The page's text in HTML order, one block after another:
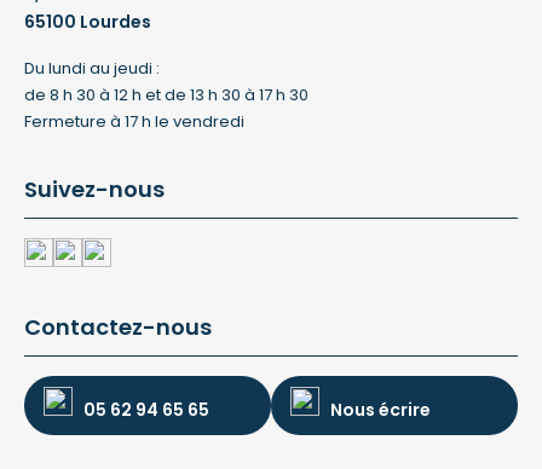
65100 Lourdes
Du lundi au jeudi :
de 8 h 30 à 12 h et de 13 h 30 à 17 h 30
Fermeture à 17 h le vendredi
Suivez-nous
Contactez-nous
05 62 94 65 65 Nous écrire